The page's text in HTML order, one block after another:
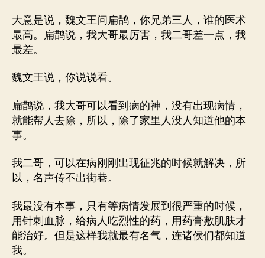
大意是说，魏文王问扁鹊，你兄弟三人，谁的医术
最高。扁鹊说，我大哥最厉害，我二哥差一点，我
最差。
魏文王说，你说说看。
扁鹊说，我大哥可以看到病的神，没有出现病情，
就能帮人去除，所以，除了家里人没人知道他的本
事。
我二哥，可以在病刚刚出现征兆的时候就解决，所
以，名声传不出街巷。
我最没有本事，只有等病情发展到很严重的时候，
用针刺血脉，给病人吃烈性的药，用药膏敷肌肤才
能治好。但是这样我就最有名气，连诸侯们都知道
我。